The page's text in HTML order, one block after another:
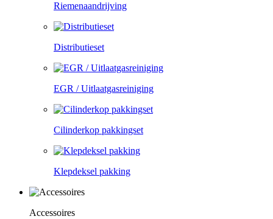
Riemenaandrijving
Distributieset
EGR / Uitlaatgasreiniging
Cilinderkop pakkingset
Klepdeksel pakking
Accessoires